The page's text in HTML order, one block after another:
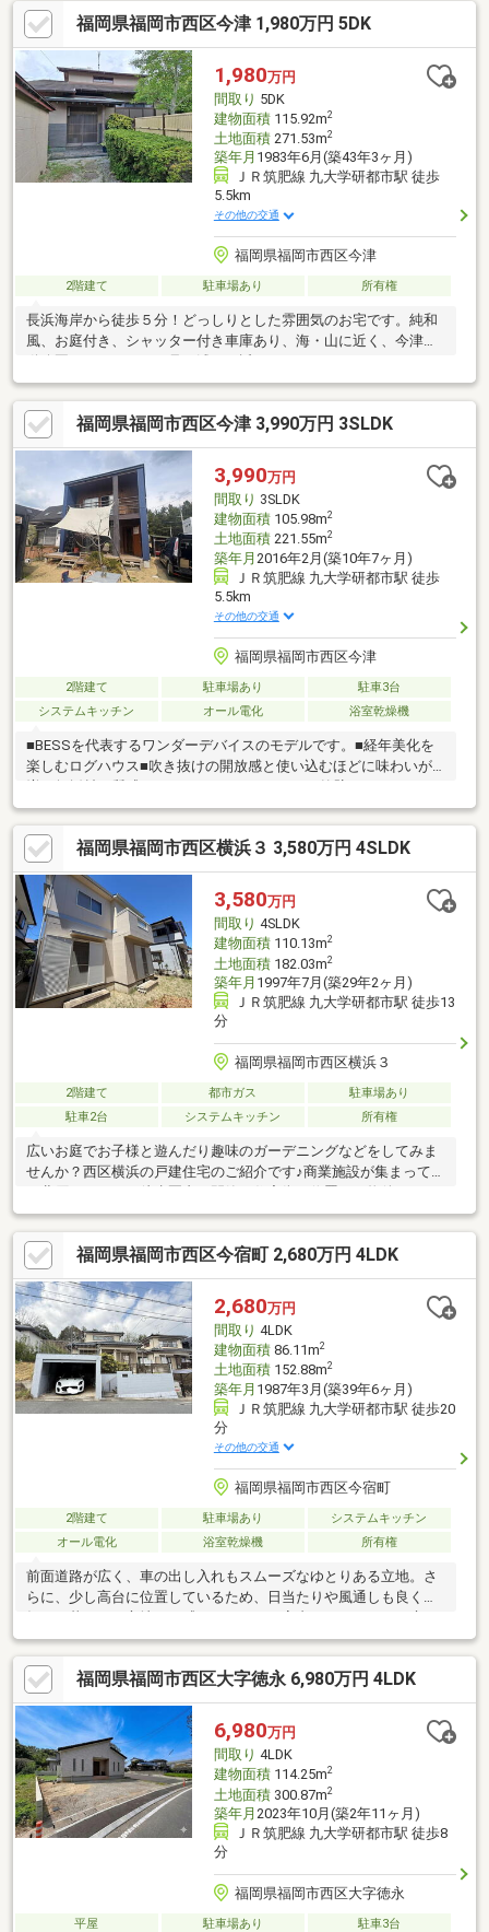
21」です!■「安心」と「信頼」をモットーに店舗ネットワークを
拡大し、 北海道から沖縄までの993店舗、6709人のスタッフ
（2022年9月末時点）が住まい選びのお手伝いをしています。
福岡県福岡市西区今津 1,980万円 5DK
1,980万円
間取り 5DK
建物面積115.92m2
土地面積271.53m2
築年月 1983年6月(築43年3ヶ月)
ＪＲ筑肥線 九大学研都市駅 徒歩
5.5km
その他の交通
福岡県福岡市西区今津
2階建て 駐車場あり 所有権
長浜海岸から徒歩５分！どっしりとした雰囲気のお宅です。純和
風、お庭付き、シャッター付き車庫あり、海・山に近く、今津運
福岡県福岡市西区今津 3,990万円 3SLDK
3,990万円
間取り 3SLDK
建物面積105.98m2
土地面積221.55m2
築年月 2016年2月(築10年7ヶ月)
ＪＲ筑肥線 九大学研都市駅 徒歩
5.5km
その他の交通
福岡県福岡市西区今津
2階建て 駐車場あり
駐車3台
システムキッチン
オール電化 浴室乾燥機
■BESSを代表するワンダーデバイスのモデルです。■経年美化を
楽しむログハウス■吹き抜けの開放感と使い込むほどに味わいが
増す無垢材の質感があります■ガルバリウムの外壁、ウッドデッ
キの開放感は他のログハウスにはない魅力です■コンテナは趣味
の空間としていかがでしょうか詳細は担当城戸まで070-4690-1086
福岡県福岡市西区横浜３ 3,580万円 4SLDK
3,580万円
間取り 4SLDK
建物面積110.13m2
土地面積182.03m2
築年月 1997年7月(築29年2ヶ月)
ＪＲ筑肥線 九大学研都市駅 徒歩13
分
福岡県福岡市西区横浜３
2階建て 都市ガス
駐車場あり
駐車2台
システムキッチン 所有権
広いお庭でお子様と遊んだり趣味のガーデニングなどをしてみま
せんか？西区横浜の戸建住宅のご紹介です♪商業施設が集まってい
土地面積は50坪以上あり、駐車場は並列で2台確保！さらに広い
お庭は、南面の庭で、お子様の遊び場や家庭菜園などガーデニン
グも楽しむ事ができます！九大学研都市駅までは約徒歩13分で直
接天神や博多、福岡空港まで行くことができるので通勤通学にも
大変便利です！ぜひ1度ご内覧くださいませ♪
福岡県福岡市西区今宿町 2,680万円 4LDK
2,680万円
間取り 4LDK
建物面積86.11m2
土地面積152.88m2
築年月 1987年3月(築39年6ヶ月)
ＪＲ筑肥線 九大学研都市駅 徒歩20
分
その他の交通
福岡県福岡市西区今宿町
2階建て 駐車場あり
システムキッチン
オール電化
浴室乾燥機 所有権
前面道路が広く、車の出し入れもスムーズなゆとりある立地。さ
らに、少し高台に位置しているため、日当たりや風通しも良く、
毎日の暮らしが心地よく感じられます。室内はリフォームで床を
白く仕上げており、お部屋も自然光が反射して明るく、清潔感あ
ふれる空間に生まれ変わっています。浴室には換気・乾燥・暖房
機能を備えた設備を完備しており、雨の日の洗濯や冬場の入浴も
快適。キッチンには食洗機もついているので、家事の負担をぐっ
と軽減できます。
福岡県福岡市西区大字徳永 6,980万円 4LDK
6,980万円
間取り 4LDK
建物面積114.25m2
土地面積300.87m2
築年月 2023年10月(築2年11ヶ月)
ＪＲ筑肥線 九大学研都市駅 徒歩8
分
福岡県福岡市西区大字徳永
平屋 駐車場あり
駐車3台